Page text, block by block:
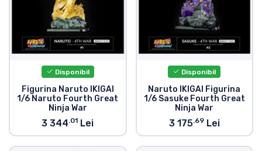
Disponibil
Figurina Naruto IKIGAI
1/6 Naruto Fourth Great
Ninja War
3 344.01 Lei
Disponibil
Naruto IKIGAI Figurina
1/6 Sasuke Fourth Great
Ninja War
3 175.69Lei